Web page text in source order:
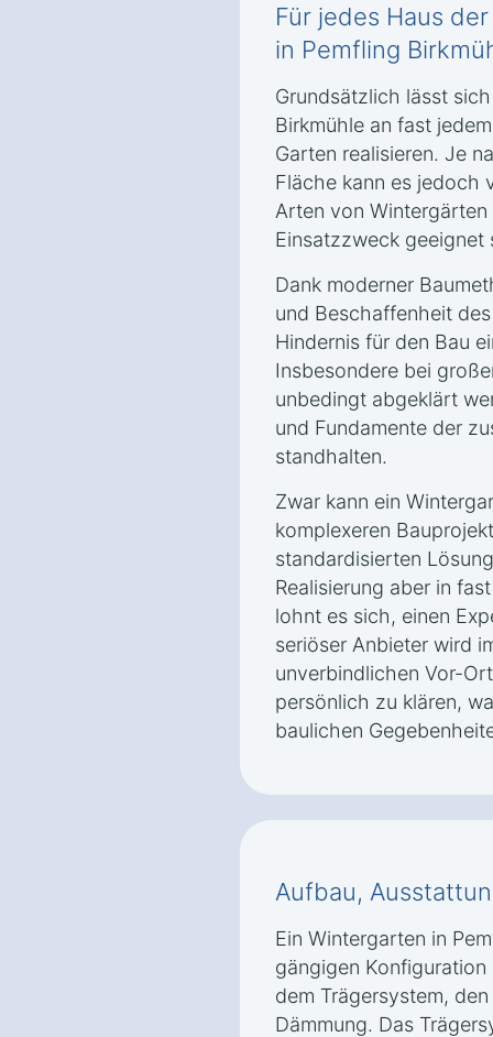
Für jedes Haus
in Pemfling
Grundsätzlich lässt
Birkmühle an fast
Garten realisieren. Je
Fläche kann es jedoch
Arten von
Einsatzzweck geeignet
Dank moderner
und Beschaffenheit
Hindernis für den Bau
Insbesondere bei
unbedingt abgeklärt
und Fundamente der
standhalten.
Zwar kann ein
komplexeren
standardisierten
Realisierung aber in
lohnt es sich, einen
seriöser Anbieter wird
unverbindlichen Vor-
persönlich zu klären,
baulichen
Aufbau,
Ein Wintergarten in
gängigen
dem Trägersystem,
Dämmung. Das